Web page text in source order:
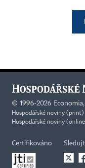
© 1996-2026
Hospodářské noviny
Hospodářské noviny
Certifikováno